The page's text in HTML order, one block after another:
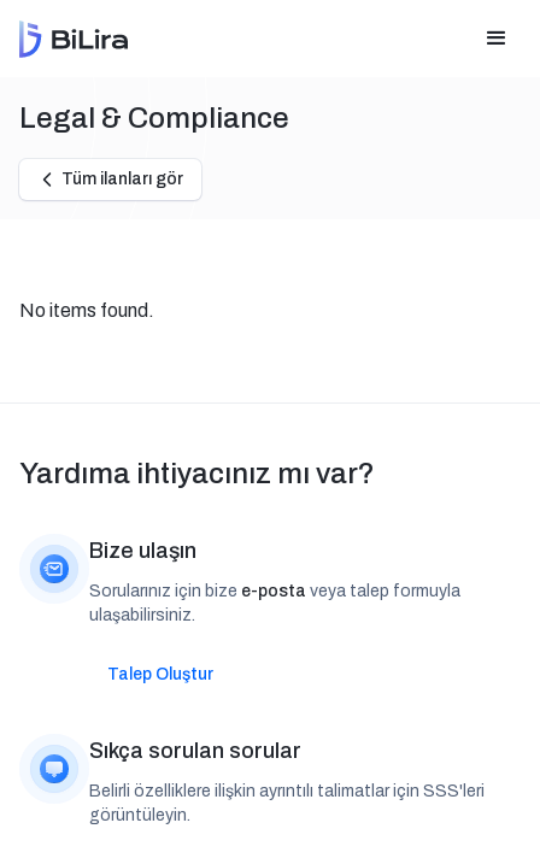
Legal & Compliance
Tüm ilanları gör
No items found.
Yardıma ihtiyacınız mı var?
Bize ulaşın
Sorularınız için bize e-posta veya talep formuyla
ulaşabilirsiniz.
Talep Oluştur
Sıkça sorulan sorular
Belirli özelliklere ilişkin ayrıntılı talimatlar için SSS'leri
görüntüleyin.